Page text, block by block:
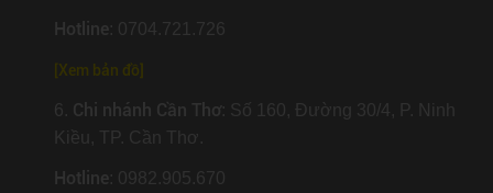
Hotline: 0704.721.726
Xem bản đồ
6. Chi nhánh Cần Thơ: Số 160, Đường 30/4, P. Ninh
Kiều, TP. Cần Thơ.
Hotline: 0982.905.670